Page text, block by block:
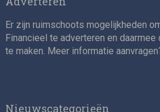
Er zijn ruimschoots mogelijkheden
Financieel te adverteren en
te maken. Meer informatie
Nieuwscategorieën